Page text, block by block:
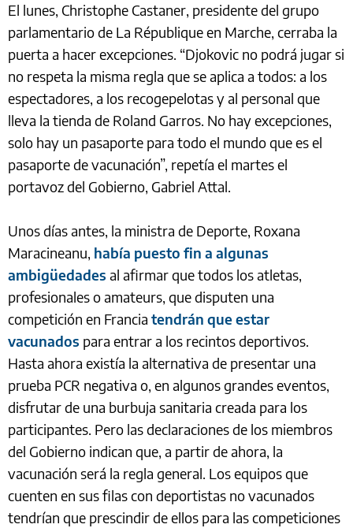
El lunes, Christophe Castaner, presidente del grupo
parlamentario de La République en Marche, cerraba la
puerta a hacer excepciones. “Djokovic no podrá jugar si
no respeta la misma regla que se aplica a todos: a los
espectadores, a los recogepelotas y al personal que
lleva la tienda de Roland Garros. No hay excepciones,
solo hay un pasaporte para todo el mundo que es el
pasaporte de vacunación”, repetía el martes el
portavoz del Gobierno, Gabriel Attal.
Unos días antes, la ministra de Deporte, Roxana
Maracineanu, había puesto fin a algunas
ambigüedades al afirmar que todos los atletas,
profesionales o amateurs, que disputen una
competición en Francia tendrán que estar
vacunados para entrar a los recintos deportivos.
Hasta ahora existía la alternativa de presentar una
prueba PCR negativa o, en algunos grandes eventos,
disfrutar de una burbuja sanitaria creada para los
participantes. Pero las declaraciones de los miembros
del Gobierno indican que, a partir de ahora, la
vacunación será la regla general. Los equipos que
cuenten en sus filas con deportistas no vacunados
tendrían que prescindir de ellos para las competiciones